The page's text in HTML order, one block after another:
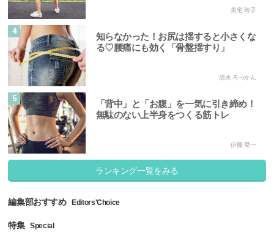
美宅 玲子
4
知らなかった！お尻は揺すると小さくな
る♡腰痛にも効く「骨盤揺すり」
清水 ろっかん
5
「背中」と「お腹」を一気に引き締め！
無駄のない上半身をつくる筋トレ
伊藤 晃一
ランキング一覧をみる
編集部おすすめ Editors'Choice
特集 Special